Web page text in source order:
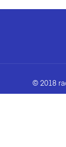
© 2018